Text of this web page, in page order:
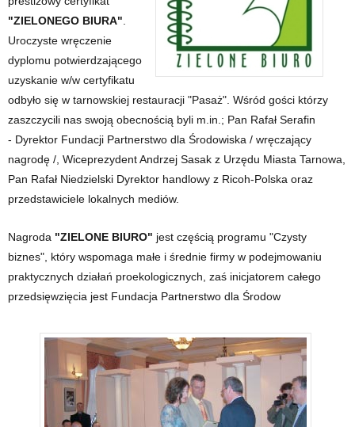
"ZIELONEGO BIURA"
Uroczyste wręczenie
dyplomu potwierdzającego
uzyskanie w/w certyfikatu
odbyło się w tarnowskiej restauracji "Pasaż". Wśród gości którzy
zaszczycili nas swoją obecnością byli m.in.; Pan Rafał Serafin
- Dyrektor Fundacji Partnerstwo dla Środowiska / wręczający
nagrodę /, Wiceprezydent Andrzej Sasak z Urzędu Miasta Tarnowa,
Pan Rafał Niedzielski Dyrektor handlowy z Ricoh-Polska oraz
przedstawiciele lokalnych mediów.
Nagroda "ZIELONE BIURO" jest częścią programu "Czysty
biznes", który wspomaga małe i średnie firmy w podejmowaniu
praktycznych działań proekologicznych, zaś inicjatorem całego
przedsięwzięcia jest Fundacja Partnerstwo dla Środow